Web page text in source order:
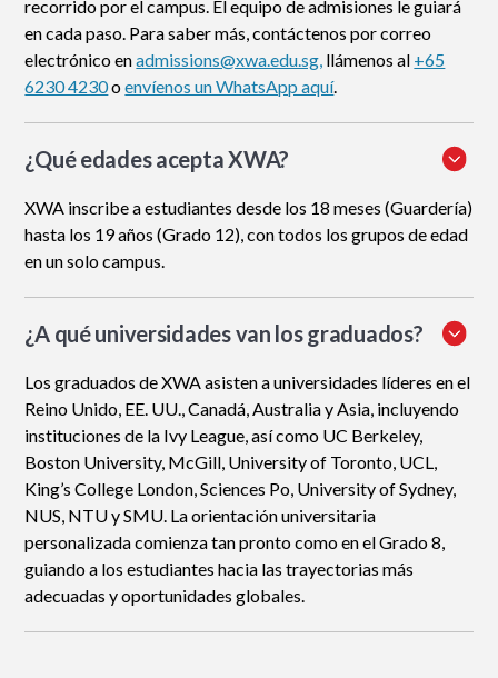
recorrido por el campus. El equipo de admisiones le guiará
en cada paso. Para saber más, contáctenos por correo
electrónico enadmissions@xwa.edu.sg, llámenos al +65
6230 4230oenvíenos un WhatsApp aquí.
¿Qué edades acepta XWA?
XWA inscribe a estudiantes desde los 18 meses (Guardería)
hasta los 19 años (Grado 12), con todos los grupos de edad
en un solo campus.
¿A qué universidades van los graduados?
Los graduados de XWA asisten a universidades líderes en el
Reino Unido, EE. UU., Canadá, Australia y Asia, incluyendo
instituciones de la Ivy League, así como UC Berkeley,
Boston University, McGill, University of Toronto, UCL,
King’s College London, Sciences Po, University of Sydney,
NUS, NTU y SMU. La orientación universitaria
personalizada comienza tan pronto como en el Grado 8,
guiando a los estudiantes hacia las trayectorias más
adecuadas y oportunidades globales.